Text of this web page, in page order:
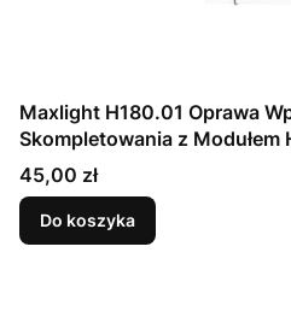
Maxlight H180.01 Oprawa
Skompletowania z Modułem
Cena
45,00 zł
Do koszyka